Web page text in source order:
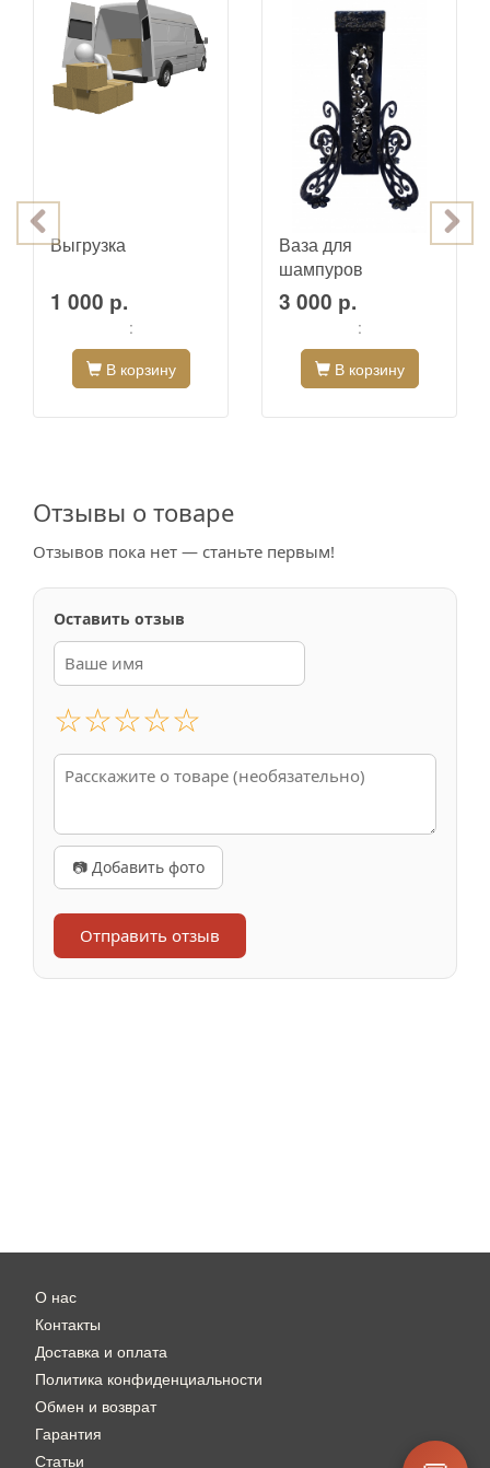
Выгрузка
1 000 р.
:
В корзину
Ваза для
шампуров
3 000 р.
:
В корзину
Отзывы о товаре
Отзывов пока нет — станьте первым!
Оставить отзыв
☆☆☆☆☆
📷 Добавить фото
Отправить отзыв
О нас
Контакты
Доставка и оплата
Политика конфиденциальности
Обмен и возврат
Гарантия
Статьи